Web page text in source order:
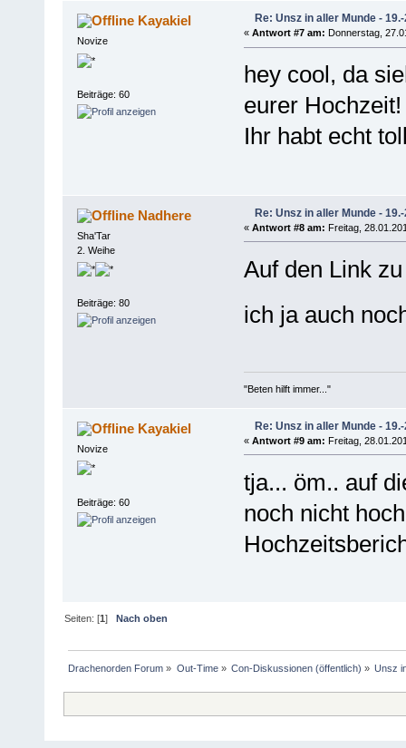
Kayakiel
Novize
Beiträge: 60
Re: Unsz in aller Munde -
« Antwort #7 am: Donnerstag,
hey cool, da
eurer Hochzeit!
Ihr habt echt
Nadhere
Sha'Tar
2. Weihe
Beiträge: 80
Re: Unsz in aller Munde -
« Antwort #8 am: Freitag,
Auf den Link
ich ja auch
"Beten hilft immer..."
Kayakiel
Novize
Beiträge: 60
Re: Unsz in aller Munde -
« Antwort #9 am: Freitag,
tja... öm.. auf
noch nicht
Seiten: [1]Nach oben
Drachenorden Forum » Out-Time» Con-Diskussionen (öffentlich) » Unsz